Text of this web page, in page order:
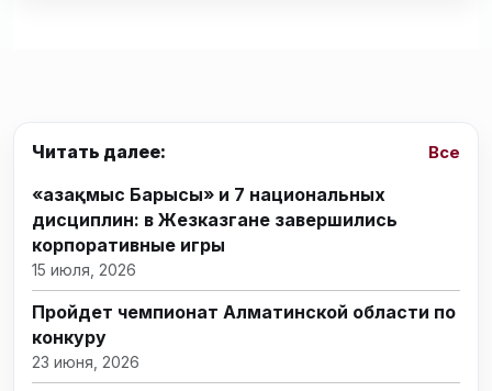
Читать далее: Все
«Қазақмыс Барысы» и 7 национальных
дисциплин: в Жезказгане завершились
корпоративные игры
15 июля, 2026
Пройдет чемпионат Алматинской области по
конкуру
23 июня, 2026